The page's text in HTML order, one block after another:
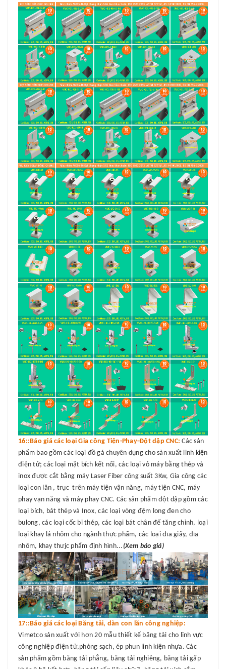
16::Báo giá các loại Gia công Tiện-Phay-Đột dập CNC: Các sản
phẩm bao gồm các loại đồ gá chuyên dụng cho sản xuất linh kiện
điện tử; các loại mặt bích kết nối, các loại vỏ máy bằng thép và
inox được cắt bằng máy Laser Fiber công suất 3Kw, Gia công các
loại con lăn , trục trên máy tiện vận năng, máy tiện CNC, máy
phay vạn năng và máy phay CNC. Các sản phẩm đột dập gồm các
loại bích, bát thép và Inox, các loại vòng đệm long đen cho
bulong, các loại cốc bi thép, các loại bát chân đế tăng chỉnh, loại
loại khay lá nhôm cho ngành thực phẩm, các loại đĩa giấy, đĩa
nhôm, khay thưjc phẩm định hình... (Xem báo giá)
17::Báo giá các loại Băng tải, dàn con lăn công nghiệp:
Vimetco sản xuất với hơn 20 mẫu thiết kế băng tải cho lĩnh vực
công nghiệp điện tử,phòng sạch, ép phun linh kiện nhựa. Các
sản phẩm gồm băng tải phẳng, băng tải nghiêng, băng tải gấp